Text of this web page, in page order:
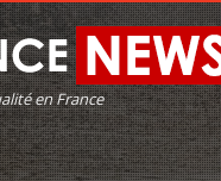
en France